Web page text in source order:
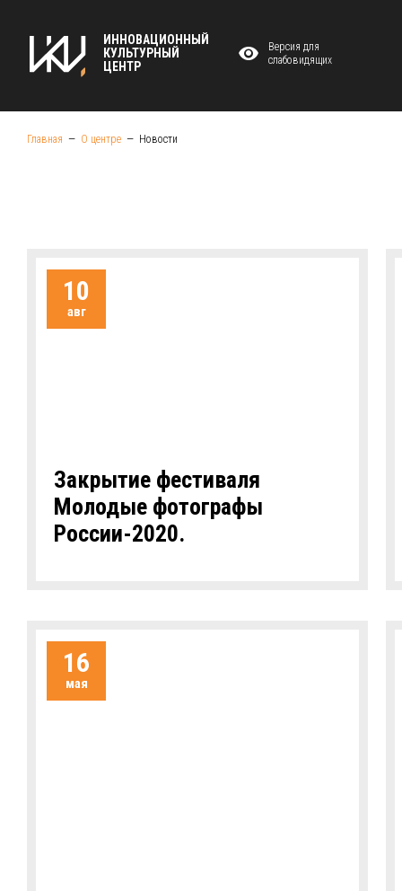
ИННОВАЦИОННЫЙ
КУЛЬТУРНЫЙ
ЦЕНТР
Версия для
слабовидящих
Главная О центре Новости
10
авг
Закрытие фестиваля
Молодые фотографы
России-2020.
16
мая